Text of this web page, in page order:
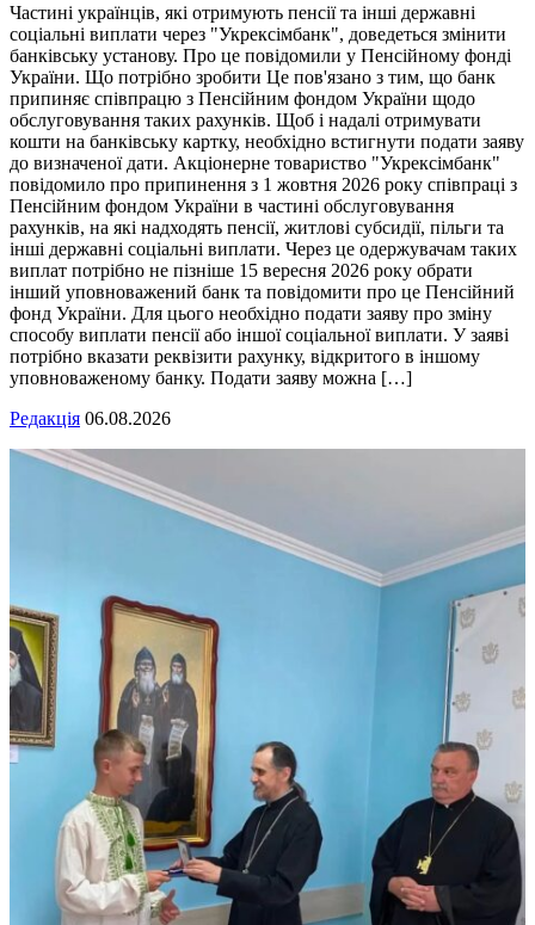
Частині українців, які отримують пенсії та інші державні
соціальні виплати через "Укрексімбанк", доведеться змінити
банківську установу. Про це повідомили у Пенсійному фонді
України. Що потрібно зробити Це пов'язано з тим, що банк
припиняє співпрацю з Пенсійним фондом України щодо
обслуговування таких рахунків. Щоб і надалі отримувати
кошти на банківську картку, необхідно встигнути подати заяву
до визначеної дати. Акціонерне товариство "Укрексімбанк"
повідомило про припинення з 1 жовтня 2026 року співпраці з
Пенсійним фондом України в частині обслуговування
рахунків, на які надходять пенсії, житлові субсидії, пільги та
інші державні соціальні виплати. Через це одержувачам таких
виплат потрібно не пізніше 15 вересня 2026 року обрати
інший уповноважений банк та повідомити про це Пенсійний
фонд України. Для цього необхідно подати заяву про зміну
способу виплати пенсії або іншої соціальної виплати. У заяві
потрібно вказати реквізити рахунку, відкритого в іншому
уповноваженому банку. Подати заяву можна […]
Редакція 06.08.2026